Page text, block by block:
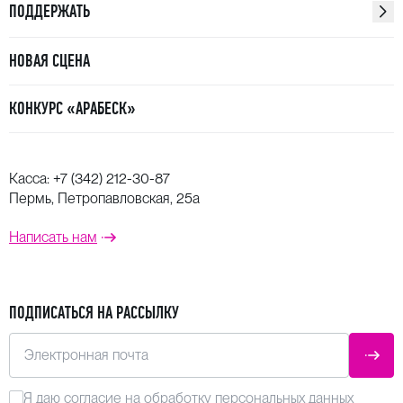
Юлии Бачевой).
ПОДДЕРЖАТЬ
НОВАЯ СЦЕНА
КОНКУРС «АРАБЕСК»
Касса: +7 (342) 212-30-87
Пермь, Петропавловская, 25а
Написать нам
ПОДПИСАТЬСЯ НА РАССЫЛКУ
Электронная почта
Я даю согласие на обработку персональных данных